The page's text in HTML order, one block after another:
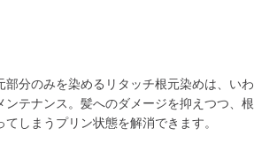
部分のみを染めるリタッチ根元染めは、いわ
ンテナンス。髪へのダメージを抑えつつ、根
しまうプリン状態を解消できます。